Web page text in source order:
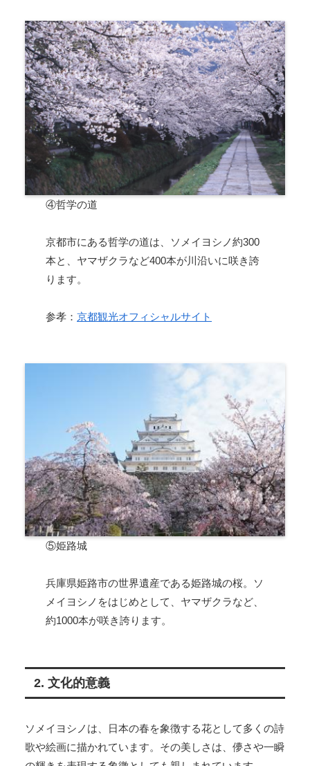
④哲学の道
京都市にある哲学の道は、ソメイヨシノ約300
本と、ヤマザクラなど400本が川沿いに咲き誇
ります。
参孝：京都観光オフィシャルサイト
⑤姫路城
兵庫県姫路市の世界遺産である姫路城の桜。ソ
メイヨシノをはじめとして、ヤマザクラなど、
約1000本が咲き誇ります。
2. 文化的意義
ソメイヨシノは、日本の春を象徴する花として多くの詩
歌や絵画に描かれています。その美しさは、儚さや一瞬